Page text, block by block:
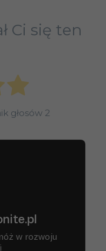
Ci się ten
głosów 2